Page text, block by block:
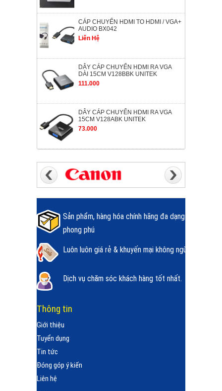
CÁP CHUYỂN HDMI TO HDMI / VGA+
AUDIO BX042
Liên Hệ
DÂY CÁP CHUYỂN HDMI RA VGA
DÀI 15CM V128BBK UNITEK
111.000
DÂY CÁP CHUYỂN HDMI RA VGA
15CM V128ABK UNITEK
73.000
Sản phẩm, hàng hóa chính hãng đa dạng
phong phú
Luôn luôn giá rẻ & khuyến mại không ngừng.
Dịch vụ chăm sóc khách hàng tốt nhất.
Thông tin
Giới thiệu
Tuyển dụng
Tin tức
Đóng góp ý kiến
Liên hệ